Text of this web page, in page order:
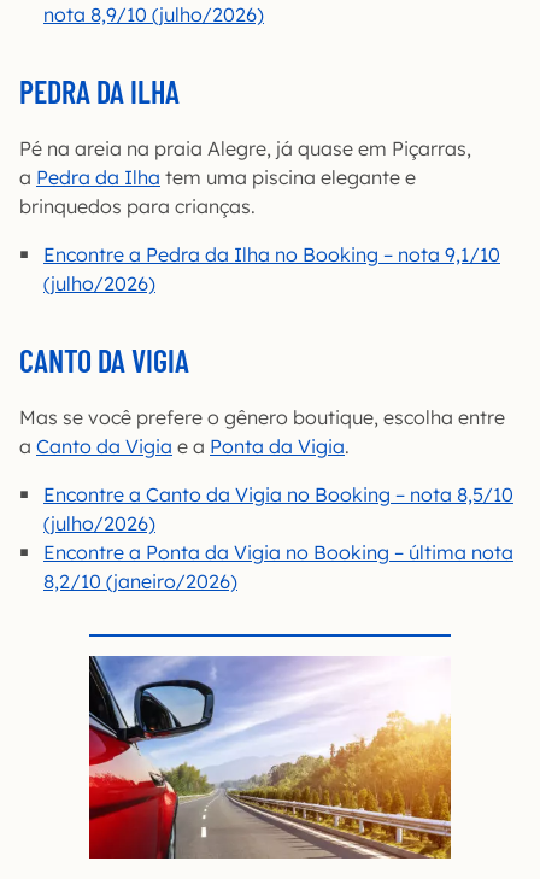
nota 8,9/10 (julho/2026)
PEDRA DA ILHA
Pé na areia na praia Alegre, já quase em Piçarras,
a Pedra da Ilha tem uma piscina elegante e
brinquedos para crianças.
Encontre a Pedra da Ilha no Booking – nota 9,1/10
(julho/2026)
CANTO DA VIGIA
Mas se você prefere o gênero boutique, escolha entre
a Canto da Vigia e a Ponta da Vigia.
Encontre a Canto da Vigia no Booking – nota 8,5/10
(julho/2026)
Encontre a Ponta da Vigia no Booking – última nota
8,2/10 (janeiro/2026)